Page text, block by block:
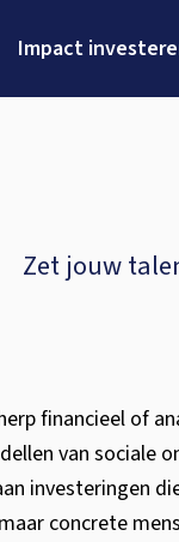
Impact
Zet jouw
financieel of
van sociale
investeringen
concrete